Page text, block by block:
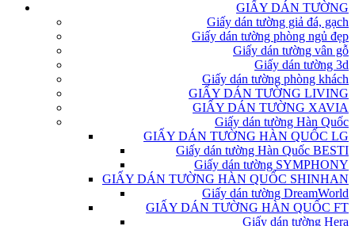
GIẤY DÁN TƯỜNG
Giấy dán tường giả đá, gạch
Giấy dán tường phòng ngủ đẹp
Giấy dán tường vân gỗ
Giấy dán tường 3d
Giấy dán tường phòng khách
GIẤY DÁN TƯỜNG LIVING
GIẤY DÁN TƯỜNG XAVIA
Giấy dán tường Hàn Quốc
GIẤY DÁN TƯỜNG HÀN QUỐC LG
Giấy dán tường Hàn Quốc BESTI
Giấy dán tường SYMPHONY
GIẤY DÁN TƯỜNG HÀN QUỐC SHINHAN
Giấy dán tường DreamWorld
GIẤY DÁN TƯỜNG HÀN QUỐC FT
Giấy dán tường Hera